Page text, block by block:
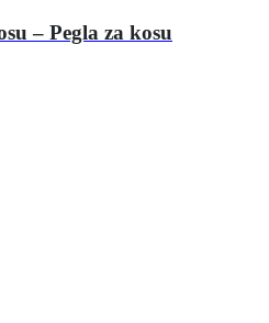
– Pegla za kosu